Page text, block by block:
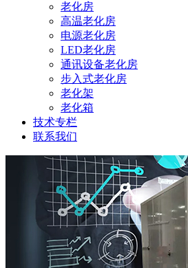
老化房
高温老化房
电源老化房
LED老化房
通讯设备老化房
步入式老化房
老化架
老化箱
技术专栏
联系我们